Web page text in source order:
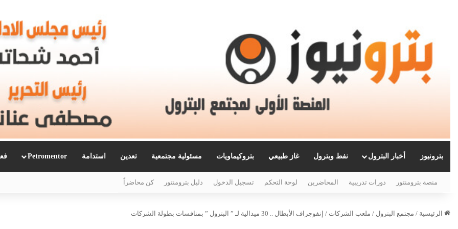
بترونيوز أخبار البترول نفط وبترول غاز طبيعي بتروكيماويات مسئولية مجتمعية تعدين استدامة Petromentor
منصة بترومنتور دورات تدريبية المحاضرين لوحة التحكم تسجيل الدخول دليل بترومنتور كن محاضراً
الرئيسية / مجتمع البترول / ملعب الشركات / إنفوجراف الأبطال .. 30 ميدالية لـ ” البترول ” بمنافسات بطولة الشركات